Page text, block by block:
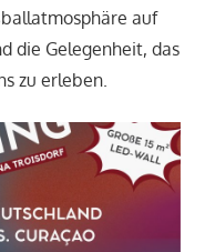
auf
die Gelegenheit, das
zu erleben.